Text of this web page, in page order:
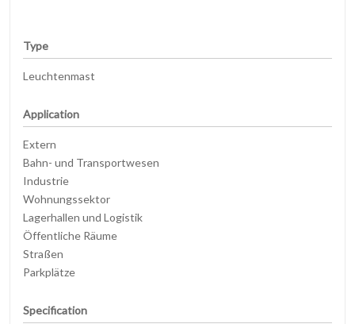
Type
Leuchtenmast
Application
Extern
Bahn- und Transportwesen
Industrie
Wohnungssektor
Lagerhallen und Logistik
Öffentliche Räume
Straßen
Parkplätze
Specification